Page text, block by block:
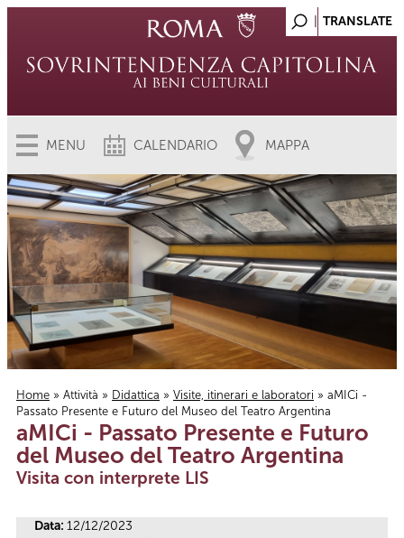
MENU CALENDARIO MAPPA
Tu sei qui
Home » Attività » Didattica » Visite, itinerari e laboratori » aMICi -
Passato Presente e Futuro del Museo del Teatro Argentina
aMICi - Passato Presente e Futuro
del Museo del Teatro Argentina
Visita con interprete LIS
Data: 12/12/2023